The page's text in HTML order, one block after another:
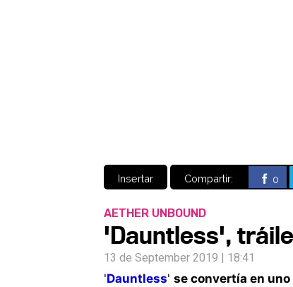
Insertar Compartir: 0
AETHER UNBOUND
'Dauntless',
13 de September 2019 | 18:41
'Dauntless' se convertía en